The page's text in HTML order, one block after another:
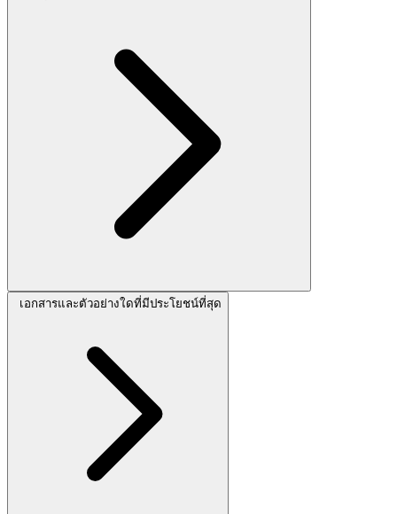
เอกสารและตัวอย่างใดที่มีประโยชน์ที่สุด